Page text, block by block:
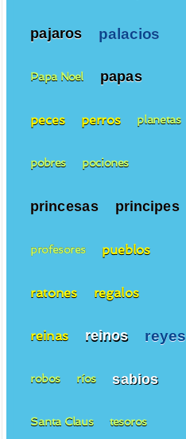
pajaros palacios
Papa Noel papas
peces perros planetas
pobres pociones
princesas principes
profesores pueblos
ratones regalos
reinas reinos reyes
robos ríos sabios
Santa Claus tesoros